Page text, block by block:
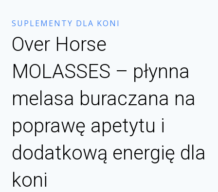
SUPLEMENTY DLA KONI
Over Horse
MOLASSES – płynna
melasa buraczana na
poprawę apetytu i
dodatkową energię dla
koni